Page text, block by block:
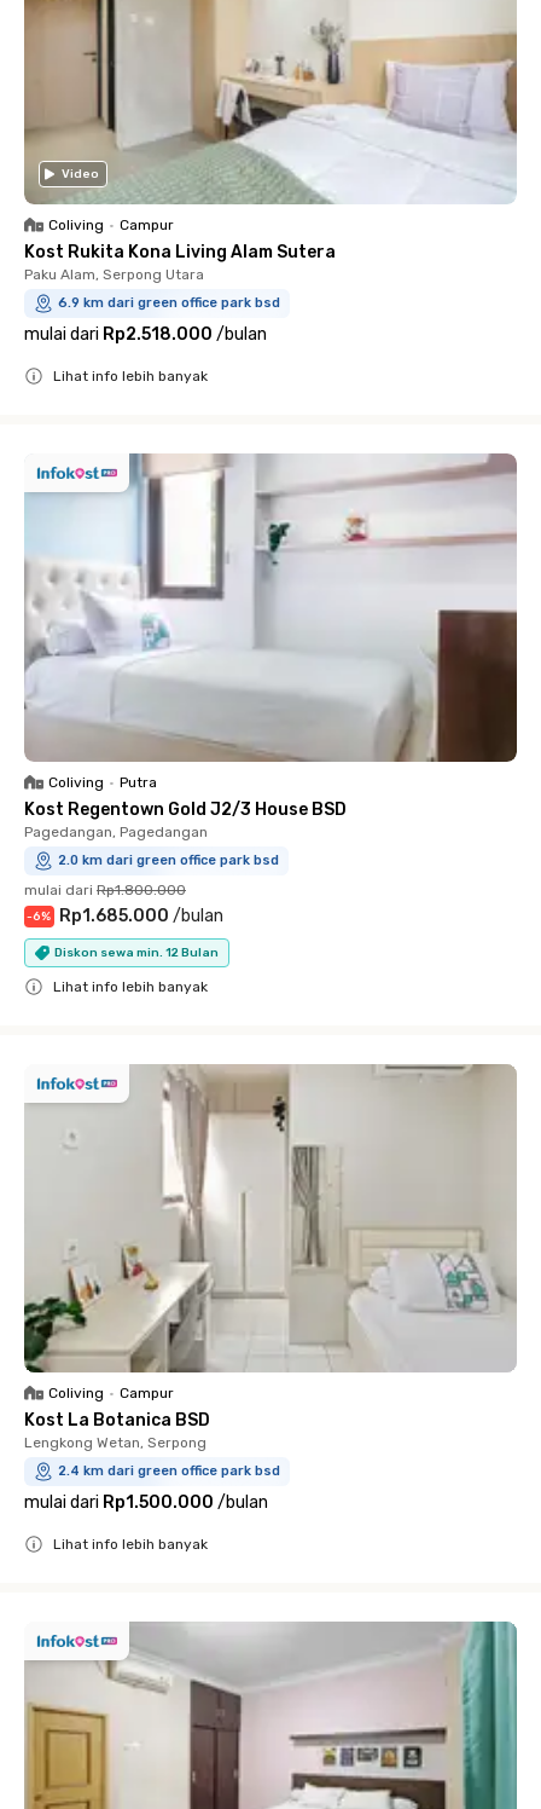
Video
Coliving • Campur
Kost Rukita Kona Living Alam Sutera
Paku Alam, Serpong Utara
6.9 km dari green office park bsd
mulai dari Rp2.518.000 /bulan
Lihat info lebih banyak
Coliving • Putra
Kost Regentown Gold J2/3 House BSD
Pagedangan, Pagedangan
2.0 km dari green office park bsd
mulai dari Rp1.800.000
-6% Rp1.685.000 /bulan
Diskon sewa min. 12 Bulan
Lihat info lebih banyak
Coliving • Campur
Kost La Botanica BSD
Lengkong Wetan, Serpong
2.4 km dari green office park bsd
mulai dari Rp1.500.000 /bulan
Lihat info lebih banyak